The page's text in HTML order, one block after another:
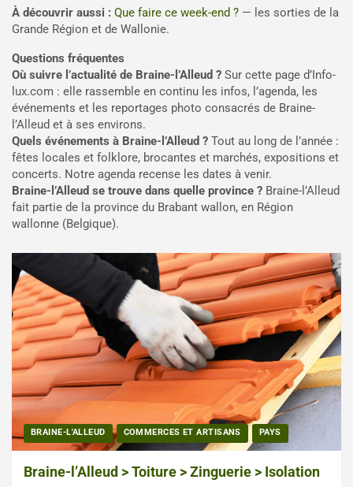
À découvrir aussi : Que faire ce week-end ? — les sorties de la
Grande Région et de Wallonie.
Questions fréquentes
Où suivre l’actualité de Braine-l’Alleud ? Sur cette page d’Info-
lux.com : elle rassemble en continu les infos, l’agenda, les
événements et les reportages photo consacrés de Braine-
l’Alleud et à ses environs.
Quels événements à Braine-l’Alleud ? Tout au long de l’année :
fêtes locales et folklore, brocantes et marchés, expositions et
concerts. Notre agenda recense les dates à venir.
Braine-l’Alleud se trouve dans quelle province ? Braine-l’Alleud
fait partie de la province du Brabant wallon, en Région
wallonne (Belgique).
BRAINE-L'ALLEUD COMMERCES ET ARTISANS PAYS
Braine-l’Alleud > Toiture > Zinguerie > Isolation